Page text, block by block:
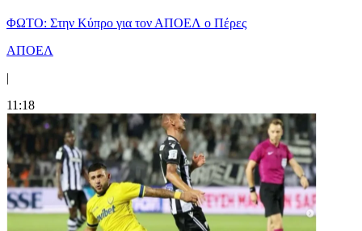
ΦΩΤΟ: Στην Κύπρο για τον ΑΠΟΕΛ ο Πέρες
ΑΠΟΕΛ
|
11:18